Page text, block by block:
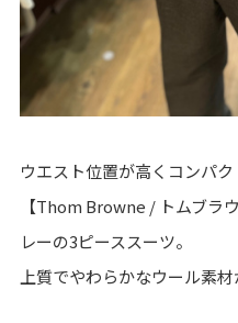
ウエスト位置が高くコンパク
【Thom Browne / トムブラ
レーの3ピーススーツ。
上質でやわらかなウール素